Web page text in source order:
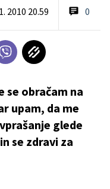
2010 20.59 0
se obračam na
upam, da me
glede
se zdravi za